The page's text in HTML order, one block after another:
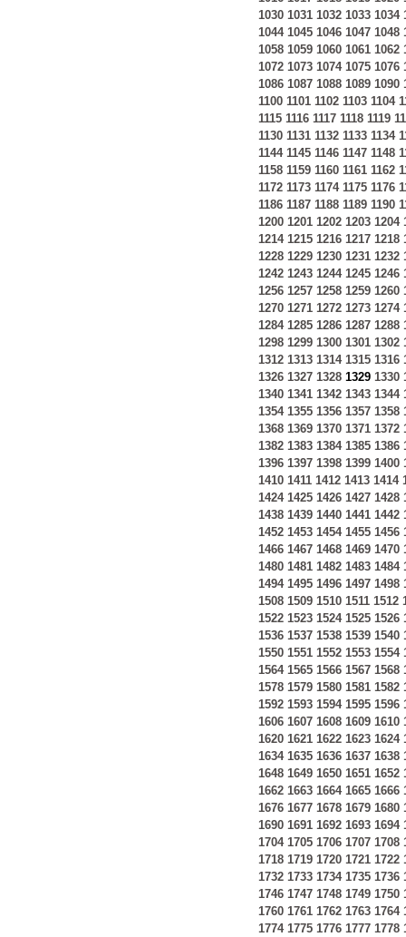
1030 1031 1032 1033 1034
1044 1045 1046 1047 1048
1058 1059 1060 1061 1062
1072 1073 1074 1075 1076
1086 1087 1088 1089 1090
1100 1101 1102 1103 1104
1115 1116 1117 1118 1119
1130 1131 1132 1133 1134
1144 1145 1146 1147 1148
1158 1159 1160 1161 1162
1172 1173 1174 1175 1176
1186 1187 1188 1189 1190
1200 1201 1202 1203 1204
1214 1215 1216 1217 1218
1228 1229 1230 1231 1232
1242 1243 1244 1245 1246
1256 1257 1258 1259 1260
1270 1271 1272 1273 1274
1284 1285 1286 1287 1288
1298 1299 1300 1301 1302
1312 1313 1314 1315 1316
1326 1327 1328 1329 1330
1340 1341 1342 1343 1344
1354 1355 1356 1357 1358
1368 1369 1370 1371 1372
1382 1383 1384 1385 1386
1396 1397 1398 1399 1400
1410 1411 1412 1413 1414
1424 1425 1426 1427 1428
1438 1439 1440 1441 1442
1452 1453 1454 1455 1456
1466 1467 1468 1469 1470
1480 1481 1482 1483 1484
1494 1495 1496 1497 1498
1508 1509 1510 1511 1512
1522 1523 1524 1525 1526
1536 1537 1538 1539 1540
1550 1551 1552 1553 1554
1564 1565 1566 1567 1568
1578 1579 1580 1581 1582
1592 1593 1594 1595 1596
1606 1607 1608 1609 1610
1620 1621 1622 1623 1624
1634 1635 1636 1637 1638
1648 1649 1650 1651 1652
1662 1663 1664 1665 1666
1676 1677 1678 1679 1680
1690 1691 1692 1693 1694
1704 1705 1706 1707 1708
1718 1719 1720 1721 1722
1732 1733 1734 1735 1736
1746 1747 1748 1749 1750
1760 1761 1762 1763 1764
1774 1775 1776 1777 1778